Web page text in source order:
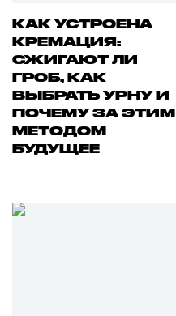
КАК УСТРОЕНА
КРЕМАЦИЯ:
СЖИГАЮТ ЛИ
ГРОБ, КАК
ВЫБРАТЬ УРНУ И
ПОЧЕМУ ЗА ЭТИМ
МЕТОДОМ
БУДУЩЕЕ